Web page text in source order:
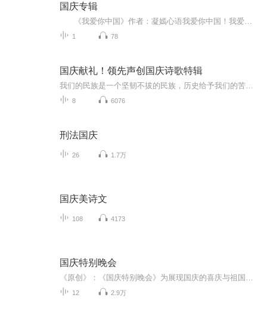
国庆专辑
1 78
国庆献礼！领先声创国庆诗歌特辑
8 6076
刑法国庆
26 1.7万
国庆美诗文
108 4173
国庆特别晚会
12 2.9万